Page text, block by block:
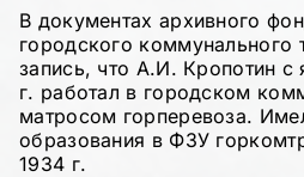
В документах архивного
городского коммунального
запись, что А.И. Кропотин с
г. работал в городском
матросом горперевоза.
образования в ФЗУ
1934 г.